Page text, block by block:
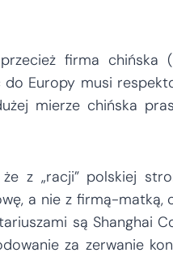
firma chińska
Europy musi
mierze chińska
z „racji” polskiej
a nie z firmą-
są Shanghai
za zerwanie